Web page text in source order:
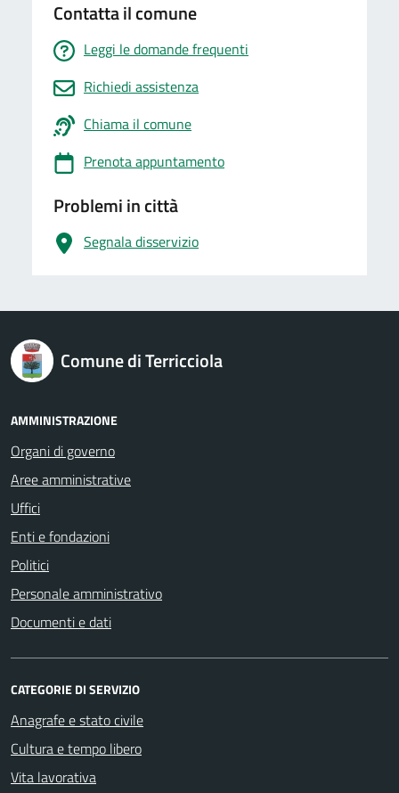
Contatta il comune
Leggi le domande frequenti
Richiedi assistenza
Chiama il comune
Prenota appuntamento
Problemi in città
Segnala disservizio
logo Unione Europea
Comune di Terricciola
AMMINISTRAZIONE
Organi di governo
Aree amministrative
Uffici
Enti e fondazioni
Politici
Personale amministrativo
Documenti e dati
CATEGORIE DI SERVIZIO
Anagrafe e stato civile
Cultura e tempo libero
Vita lavorativa